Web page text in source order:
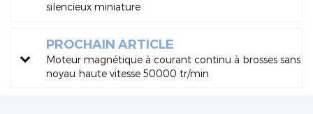
silencieux miniature
PROCHAIN ARTICLE
Moteur magnétique à courant continu à brosses sans
noyau haute vitesse 50000 tr/min